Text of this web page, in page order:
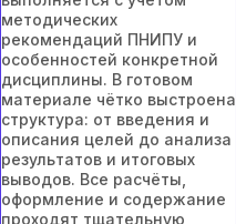
методических
рекомендаций ПНИПУ и
особенностей конкретной
дисциплины. В готовом
материале чётко выстроена
структура: от введения и
описания целей до анализа
результатов и итоговых
выводов. Все расчёты,
оформление и содержание
проходят тщательную